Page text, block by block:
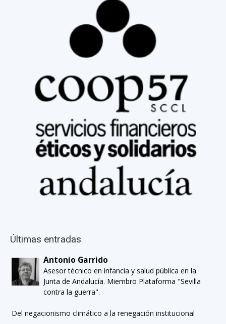
Últimas entradas
Antonio Garrido
Asesor técnico en infancia y salud pública en la
Junta de Andalucía. Miembro Plataforma "Sevilla
contra la guerra".
Del negacionismo climático a la renegación institucional